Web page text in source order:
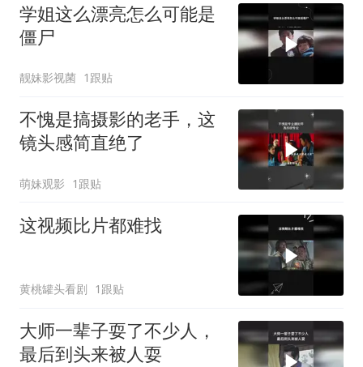
学姐这么漂亮怎么可能是
僵尸
靓妹影视菌 1跟贴
不愧是搞摄影的老手，这
镜头感简直绝了
萌妹观影 1跟贴
这视频比片都难找
黄桃罐头看剧 1跟贴
大师一辈子耍了不少人，
最后到头来被人耍